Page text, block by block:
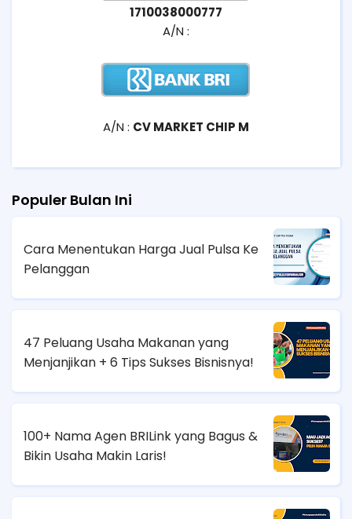
1710038000777
A/N :
A/N : CV MARKET CHIP M
Populer Bulan Ini
Cara Menentukan Harga Jual Pulsa Ke
Pelanggan
47 Peluang Usaha Makanan yang
Menjanjikan + 6 Tips Sukses Bisnisnya!
100+ Nama Agen BRILink yang Bagus &
Bikin Usaha Makin Laris!